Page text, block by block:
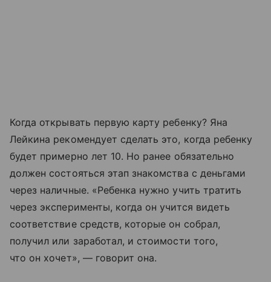
Когда открывать первую карту ребенку? Яна
Лейкина рекомендует сделать это, когда ребенку
будет примерно лет 10. Но ранее обязательно
должен состояться этап знакомства с деньгами
через наличные. «Ребенка нужно учить тратить
через эксперименты, когда он учится видеть
соответствие средств, которые он собрал,
получил или заработал, и стоимости того,
что он хочет», — говорит она.